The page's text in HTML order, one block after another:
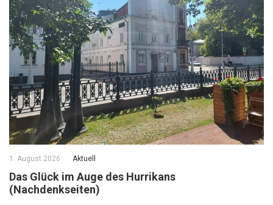
1. August 2026 Aktuell
Das Glück im Auge des Hurrikans
(Nachdenkseiten)